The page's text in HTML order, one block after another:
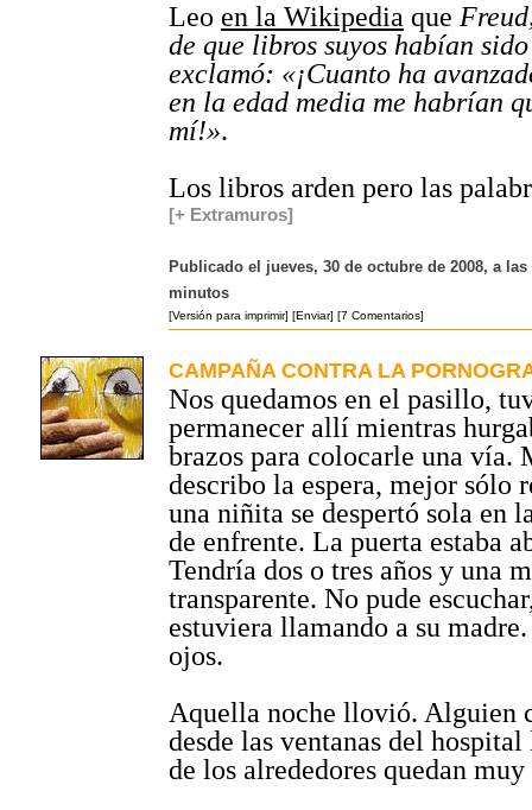
Leo en la Wikipedia que
de que libros suyos habían
exclamó: «¡Cuanto ha
en la edad media me habrían
mí!».
Los libros arden pero las
[+ Extramuros]
Publicado el jueves, 30 de octubre de 2008, a las
minutos
[Versión para imprimir] [Enviar] [7 Comentarios]
CAMPAÑA CONTRA LA
Nos quedamos en el pasillo,
permanecer allí mientras
brazos para colocarle una vía.
describo la espera, mejor sólo
una niñita se despertó sola en
de enfrente. La puerta estaba
Tendría dos o tres años y una
transparente. No pude
estuviera llamando a su
ojos.
Aquella noche llovió. Alguien
desde las ventanas del
de los alrededores quedan